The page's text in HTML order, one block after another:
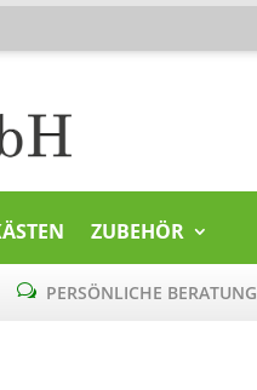
ZUBEHÖR
w PERSÖNLICHE BERATUNG